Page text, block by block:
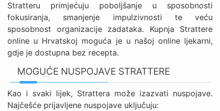
Stratteru primjećuju poboljšanje u sposobnosti
fokusiranja, smanjenje impulzivnosti te veću
sposobnost organizacije zadataka. Kupnja Strattere
online u Hrvatskoj moguća je u našoj online ljekarni,
gdje je dostupna bez recepta.
MOGUĆE NUSPOJAVE STRATTERE
Kao i svaki lijek, Strattera može izazvati nuspojave.
Najčešće prijavljene nuspojave uključuju: